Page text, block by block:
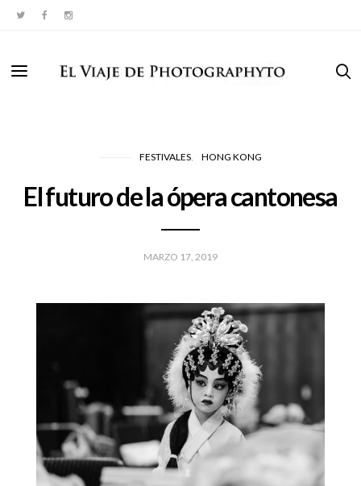
FESTIVALES HONG KONG
El futuro de la ópera cantonesa
MARZO 17, 2019